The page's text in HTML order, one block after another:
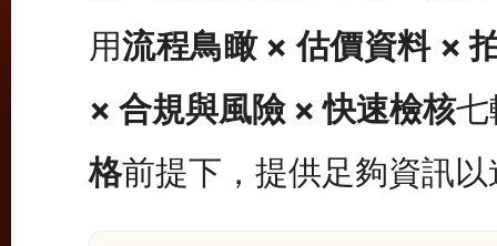
用流程鳥瞰 × 估價資料 ×
× 合規與風險 × 快速檢核
格前提下，提供足夠資訊